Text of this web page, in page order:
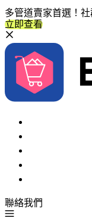
多管道賣家首選！
立即查看
聯絡我們